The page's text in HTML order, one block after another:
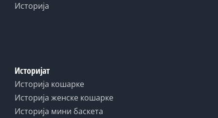
Историја
Историјат
Историја кошарке
Историја женске кошарке
Историја мини баскета